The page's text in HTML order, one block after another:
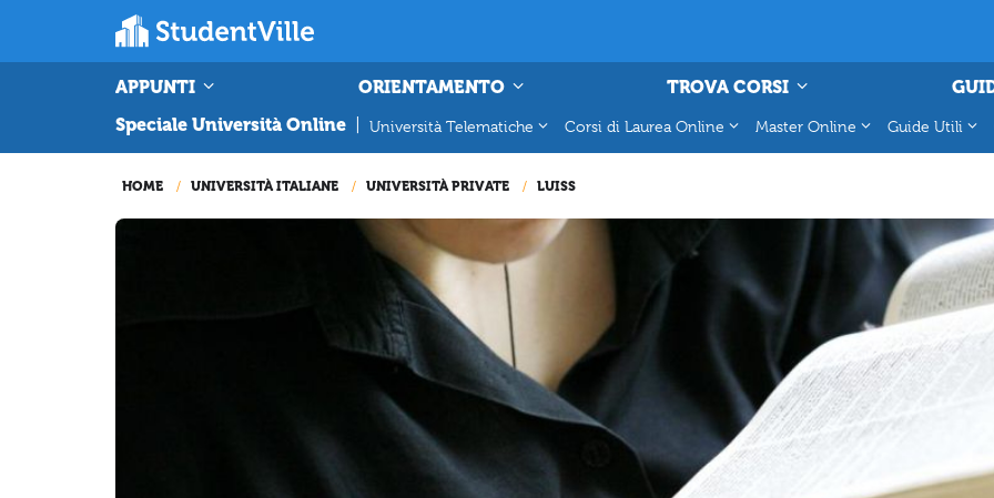
APPUNTI ORIENTAMENTO TROVA CORSI
Speciale Università Online
Università Telematiche Corsi di Laurea Online Master Online Guide Utili
HOME UNIVERSITÀ ITALIANE UNIVERSITÀ PRIVATE LUISS